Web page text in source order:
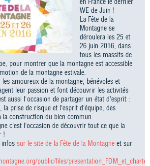
WE de Juin !
La Fête de la
Montagne se
déroulera les 25 et
26 juin 2016, dans
tous les massifs de
pour montrer que la montagne est accessible
de la montagne estivale.
amoureux de la montagne, bénévoles et
leur passion et font découvrir les activités
aussi l'occasion de partager un état d’esprit :
la prise de risque et l’esprit d’équipe, des
la construction du bien commun.
c’est l’occasion de découvrir tout ce que la
!
infos sur le site de la Fête de la Montagne et sur
public/files/